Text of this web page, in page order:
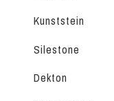
Kunststein
Silestone
Dekton